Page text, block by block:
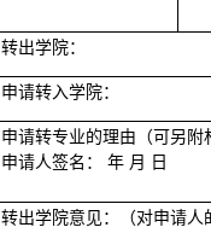
转出学院：
申请转入学院：
申请转专业的理由（可另附
申请人签名： 年 月 日
转出学院意见：（对申请